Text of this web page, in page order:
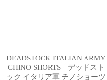
DEADSTOCK ITALIAN ARMY
CHINO SHORTS デッドスト
ック イタリア軍 チノショーツ